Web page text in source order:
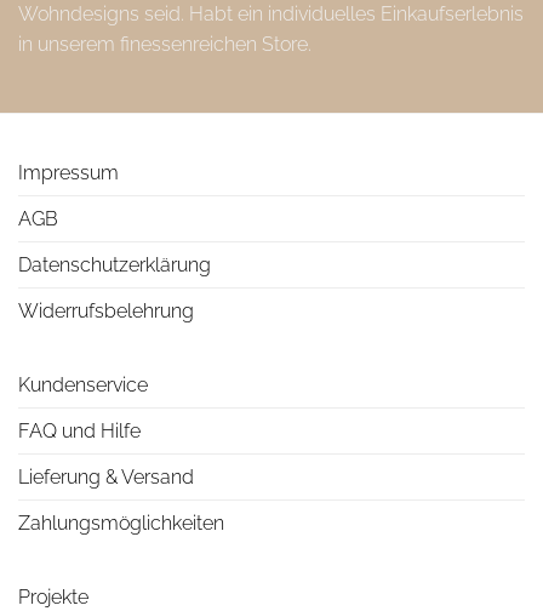
Wohndesigns seid. Habt ein individuelles Einkaufserlebnis
in unserem finessenreichen Store.
Impressum
AGB
Datenschutzerklärung
Widerrufsbelehrung
Kundenservice
FAQ und Hilfe
Lieferung & Versand
Zahlungsmöglichkeiten
Projekte